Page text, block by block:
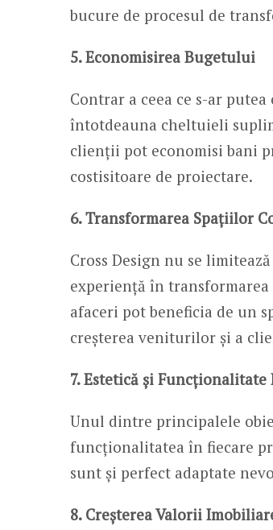
bucure de procesul de
5. Economisirea Bugetului
Contrar a ceea ce s-ar
întotdeauna cheltuieli
clienții pot economisi bani
costisitoare de proiectare.
6. Transformarea Spațiilor
Cross Design nu se
experiență în
afaceri pot beneficia de un
creșterea veniturilor și a
7. Estetică și Funcționalitate
Unul dintre principalele
funcționalitatea în fiecare
sunt și perfect adaptate
8. Creșterea Valorii